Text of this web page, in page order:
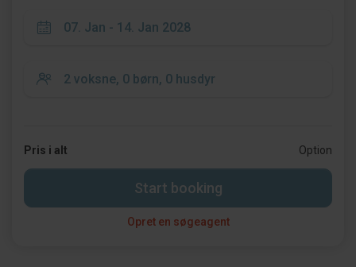
Pris i alt Option
Start booking
Opret en søgeagent